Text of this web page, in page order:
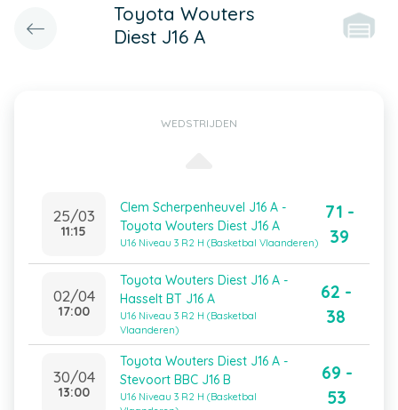
Toyota Wouters
Diest J16 A
WEDSTRIJDEN
25/03
11:15
Clem Scherpenheuvel J16 A -
Toyota Wouters Diest J16 A
U16 Niveau 3 R2 H (Basketbal Vlaanderen)
71 -
39
02/04
17:00
Toyota Wouters Diest J16 A -
Hasselt BT J16 A
U16 Niveau 3 R2 H (Basketbal
Vlaanderen)
62 -
38
30/04
13:00
Toyota Wouters Diest J16 A -
Stevoort BBC J16 B
U16 Niveau 3 R2 H (Basketbal
69 -
53